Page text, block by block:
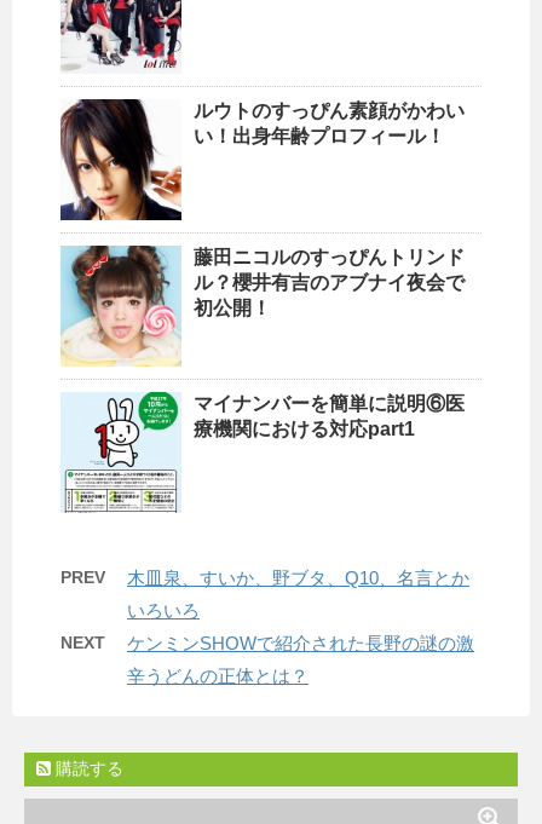
ルウトのすっぴん素顔がかわい
い！出身年齢プロフィール！
藤田ニコルのすっぴんトリンド
ル？櫻井有吉のアブナイ夜会で
初公開！
マイナンバーを簡単に説明⑥医
療機関における対応part1
PREV
木皿泉、すいか、野ブタ、Q10、名言とか
いろいろ
NEXT
ケンミンSHOWで紹介された長野の謎の激
辛うどんの正体とは？
購読する